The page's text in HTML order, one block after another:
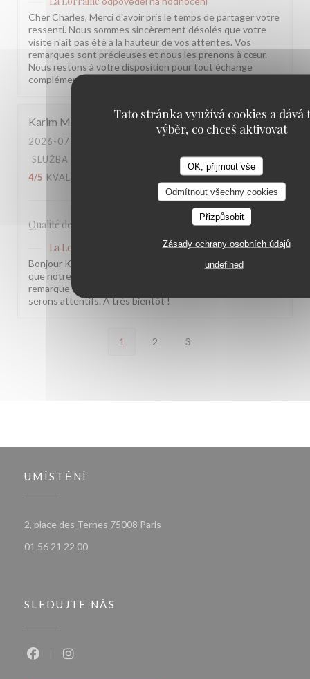
Tato stránka využívá cookies a dává
výběr, co chceš aktivovat
OK, přijmout vše
Odmítnout všechny cookies
Přizpůsobit
Zásady ochrany osobních údajů
undefined
Cher Charles, Merci d'avoir pris le temps de partager votre
ressenti. Nous sommes sincèrement désolés que votre
visite n'ait pas été à la hauteur de vos attentes. Vos
remarques sont précieuses et nous les prenons à cœur.
Nous restons à votre disposition pour tout échange
complémentaire. L'équipe de la Brasserie La Lorraine
Karim M
2026-07-17
SLUŽBA
KUCHYNĚ:
4/5 KVALITA / CENA
Qualité des plats, cadre et amabilité de l’équipe
La Lorraine
odpověděl na hodnocení
Bonjour Karim, Merci pour ce retour ! Nous sommes ravis
que notre équipe et l'ambiance vous aient plu. Votre
remarque sur le rapport qualité-prix est notée, nous y
serons attentifs. À très bientôt !
1 2 3
UMÍSTĚNÍ
2, place des Ternes 75008 Paris
01 56 21 22 00
SLEDUJTE NÁS